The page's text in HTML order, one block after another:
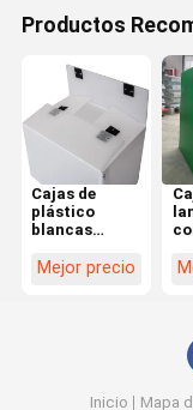
Productos
Cajas de
plástico
blancas
reciclables,
de plástico
Mejor precio
Inicio Mapa